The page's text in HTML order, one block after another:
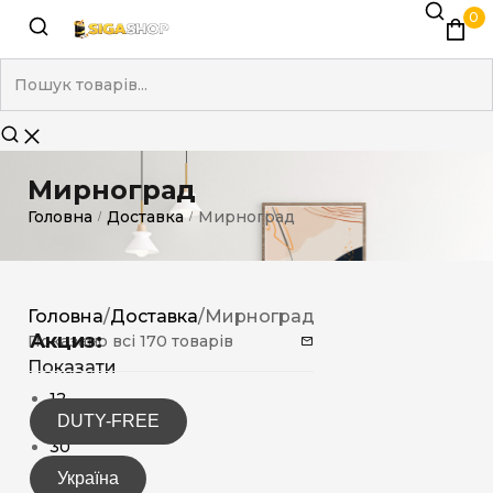
0
Мирноград
Головна / Доставка / Мирноград
Акциз:
DUTY-FREE
Україна
Головна/Доставка/Мирноград
Показано всі 170 товарів
Показати
12
15
30